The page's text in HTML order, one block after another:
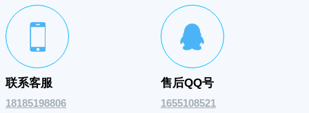
联系客服
18185198806
售后QQ号
1655108521